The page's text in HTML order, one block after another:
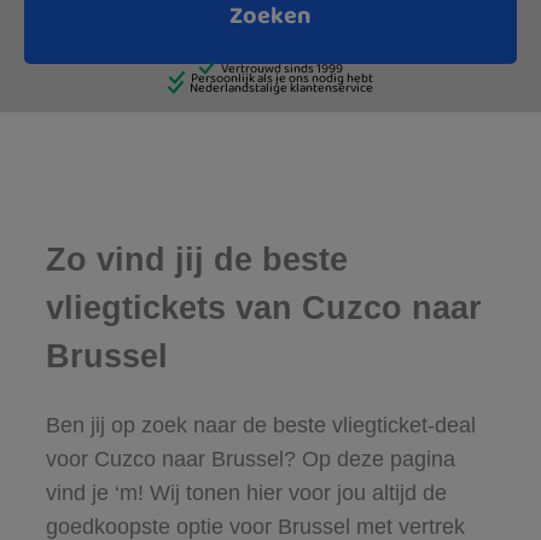
Zo vind jij de beste
vliegtickets van Cuzco naar
Brussel
Ben jij op zoek naar de beste vliegticket-deal
voor Cuzco naar Brussel? Op deze pagina
vind je ‘m! Wij tonen hier voor jou altijd de
goedkoopste optie voor Brussel met vertrek